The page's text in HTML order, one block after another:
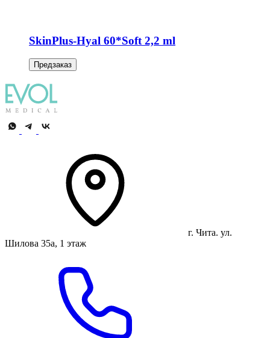
SkinPlus-Hyal 60*Soft 2,2 ml
Предзаказ
г. Чита. ул.
Шилова 35а, 1 этаж